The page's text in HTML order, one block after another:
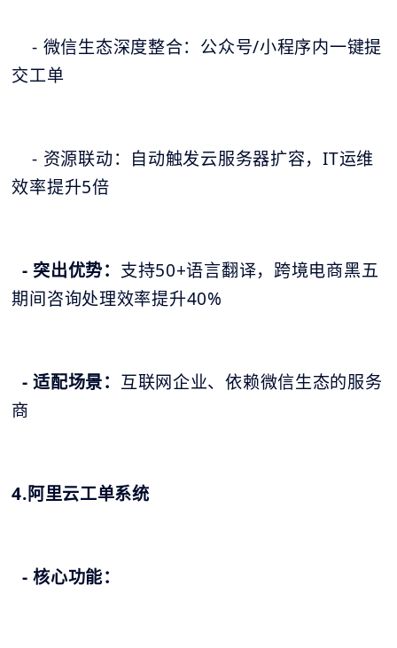
- 微信生态深度整合：公众号/小程序内一键提
交工单
- 资源联动：自动触发云服务器扩容，IT运维
效率提升5倍
- 突出优势： 支持50+语言翻译，跨境电商黑五
期间咨询处理效率提升40%
- 适配场景： 互联网企业、依赖微信生态的服务
商
4.阿里云工单系统
- 核心功能：